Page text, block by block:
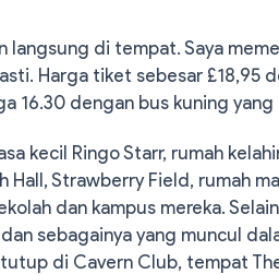
langsung di tempat. Saya
Harga tiket sebesar £18,95
16.30 dengan bus kuning
kecil Ringo Starr, rumah
Hall, Strawberry Field, rumah
dan kampus mereka.
sebagainya yang muncul
di Cavern Club, tempat